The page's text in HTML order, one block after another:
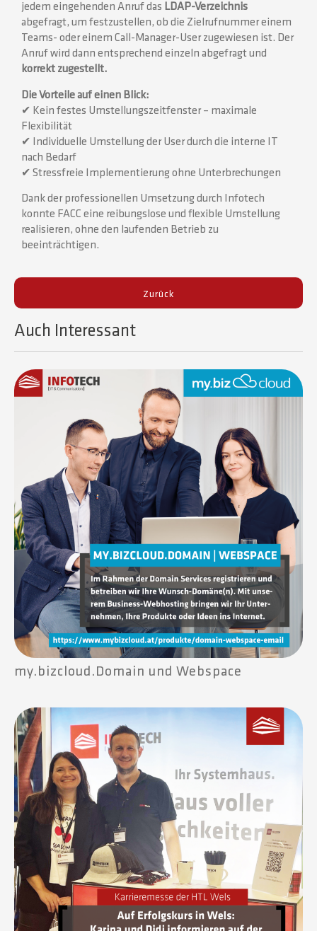
jedem eingehenden Anruf das LDAP-Verzeichnis
abgefragt, um festzustellen, ob die Zielrufnummer einem
Teams- oder einem Call-Manager-User zugewiesen ist. Der
Anruf wird dann entsprechend einzeln abgefragt und
korrekt zugestellt.
Die Vorteile auf einen Blick:
✔ Kein festes Umstellungszeitfenster – maximale
Flexibilität
✔ Individuelle Umstellung der User durch die interne IT
nach Bedarf
✔ Stressfreie Implementierung ohne Unterbrechungen
Dank der professionellen Umsetzung durch Infotech
konnte FACC eine reibungslose und flexible Umstellung
realisieren, ohne den laufenden Betrieb zu
beeinträchtigen.
Zurück
Auch Interessant​
my.bizcloud.Domain und Webspace